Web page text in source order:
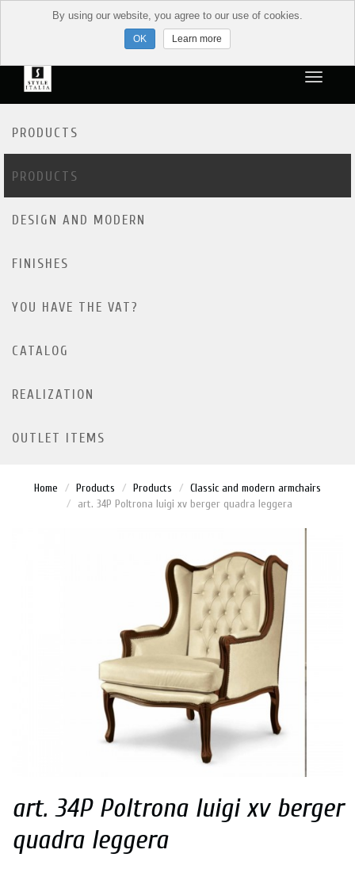
PRODUCTS
PRODUCTS
DESIGN AND MODERN
FINISHES
YOU HAVE THE VAT?
CATALOG
REALIZATION
OUTLET ITEMS
Home Products Products
Classic and modern armchairs
art. 34P Poltrona luigi xv berger quadra leggera
art. 34P Poltrona luigi xv berger
quadra leggera
By using our website, you agree to our use of cookies.
Learn more